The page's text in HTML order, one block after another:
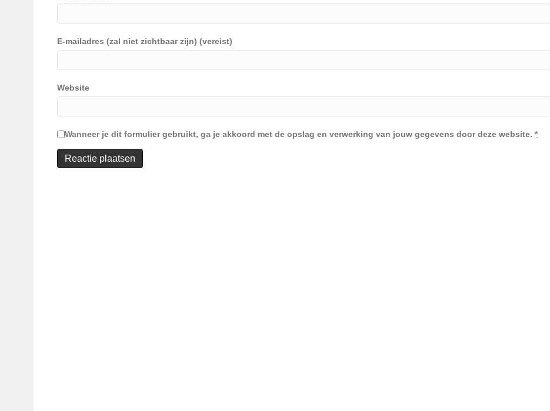
E-mailadres (zal niet zichtbaar zijn) (vereist)
Website
Wanneer je dit formulier gebruikt, ga je akkoord met de opslag en verwerking van jouw gegevens door deze website. *